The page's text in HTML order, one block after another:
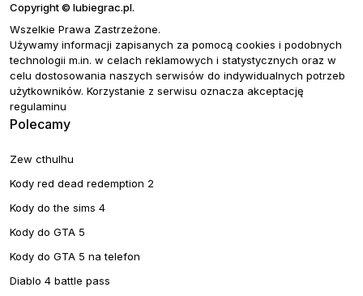
Copyright © lubiegrac.pl.
Wszelkie Prawa Zastrzeżone.
Używamy informacji zapisanych za pomocą cookies i podobnych
technologii m.in. w celach reklamowych i statystycznych oraz w
celu dostosowania naszych serwisów do indywidualnych potrzeb
użytkowników. Korzystanie z serwisu oznacza akceptację
regulaminu
Polecamy
Zew cthulhu
Kody red dead redemption 2
Kody do the sims 4
Kody do GTA 5
Kody do GTA 5 na telefon
Diablo 4 battle pass